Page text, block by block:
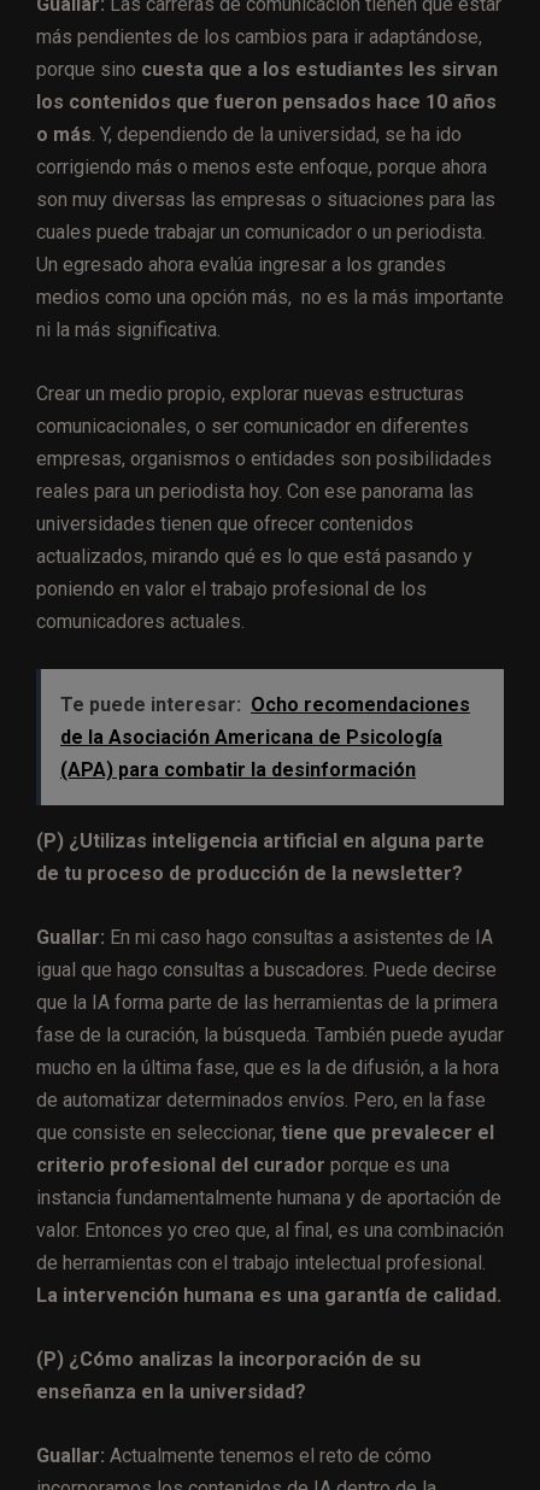
más pendientes de los cambios para ir adaptándose,
porque sino cuesta que a los estudiantes les sirvan
los contenidos que fueron pensados hace 10 años
o más . Y, dependiendo de la universidad, se ha ido
corrigiendo más o menos este enfoque, porque ahora
son muy diversas las empresas o situaciones para las
cuales puede trabajar un comunicador o un periodista.
Un egresado ahora evalúa ingresar a los grandes
medios como una opción más, no es la más importante
ni la más significativa.
Crear un medio propio, explorar nuevas estructuras
comunicacionales, o ser comunicador en diferentes
empresas, organismos o entidades son posibilidades
reales para un periodista hoy. Con ese panorama las
universidades tienen que ofrecer contenidos
actualizados, mirando qué es lo que está pasando y
poniendo en valor el trabajo profesional de los
comunicadores actuales.
Te puede interesar: Ocho recomendaciones
de la Asociación Americana de Psicología
(APA) para combatir la desinformación
(P) ¿Utilizas inteligencia artificial en alguna parte
de tu proceso de producción de la newsletter?
Guallar: En mi caso hago consultas a asistentes de IA
igual que hago consultas a buscadores. Puede decirse
que la IA forma parte de las herramientas de la primera
fase de la curación, la búsqueda. También puede ayudar
mucho en la última fase, que es la de difusión, a la hora
de automatizar determinados envíos. Pero, en la fase
que consiste en seleccionar, tiene que prevalecer el
criterio profesional del curador porque es una
instancia fundamentalmente humana y de aportación de
valor. Entonces yo creo que, al final, es una combinación
de herramientas con el trabajo intelectual profesional.
La intervención humana es una garantía de calidad.
(P) ¿Cómo analizas la incorporación de su
enseñanza en la universidad?
Guallar: Actualmente tenemos el reto de cómo